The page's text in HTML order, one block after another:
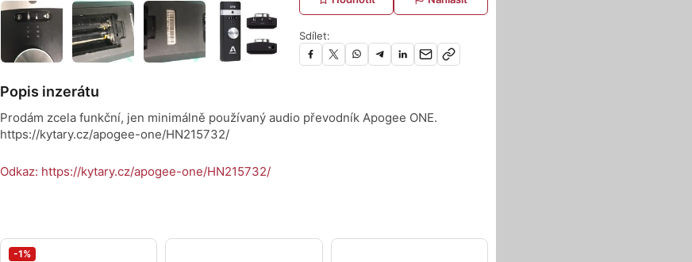
Sdílet:
Popis inzerátu
Prodám zcela funkční, jen minimálně používaný audio převodník Apogee ONE.
https://kytary.cz/apogee-one/HN215732/
Odkaz: https://kytary.cz/apogee-one/HN215732/
-1%